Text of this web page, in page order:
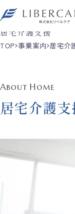
Home
居宅介護支援
TOP 事業案内 居宅介
About Home
居宅介護